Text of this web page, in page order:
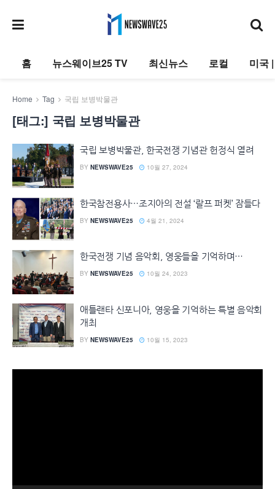
홈 뉴스웨이브25 TV 최신뉴스 로컬 미국
Home Tag 국립 보병박물관
[태그:] 국립 보병박물관
국립 보병박물관, 한국전쟁 기념관 헌정식 열려
BY NEWSWAVE25 10월 27, 2024
한국참전용사…조지아의 전설 ‘랄프 퍼켓’ 잠들다
BY NEWSWAVE25 4월 21, 2024
한국전쟁 기념 음악회, 영웅들을 기억하며…
BY NEWSWAVE25 10월 24, 2023
애틀랜타 신포니아, 영웅을 기억하는 특별 음악회
개최
BY NEWSWAVE25 10월 15, 2023